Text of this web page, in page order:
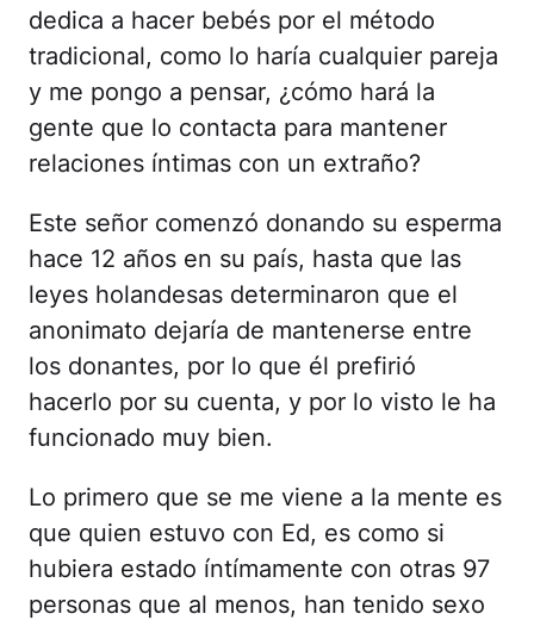
dedica a hacer bebés por el método
tradicional, como lo haría cualquier pareja
y me pongo a pensar, ¿cómo hará la
gente que lo contacta para mantener
relaciones íntimas con un extraño?
Este señor comenzó donando su esperma
hace 12 años en su país, hasta que las
leyes holandesas determinaron que el
anonimato dejaría de mantenerse entre
los donantes, por lo que él prefirió
hacerlo por su cuenta, y por lo visto le ha
funcionado muy bien.
Lo primero que se me viene a la mente es
que quien estuvo con Ed, es como si
hubiera estado íntímamente con otras 97
personas que al menos, han tenido sexo